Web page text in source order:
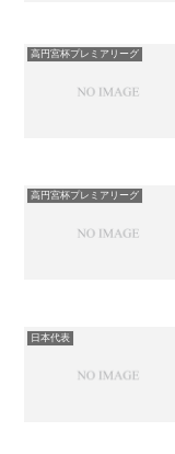
高円宮杯プレミアリーグ
高円宮杯プレミアリーグ
日本代表